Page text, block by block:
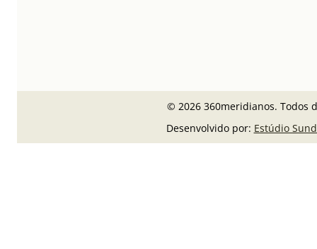
© 2026 360meridianos. Todos
Desenvolvido por: Estúdio